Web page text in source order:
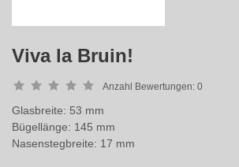
Viva la Bruin!
Anzahl Bewertungen: 0
Glasbreite: 53 mm
Bügellänge: 145 mm
Nasenstegbreite: 17 mm